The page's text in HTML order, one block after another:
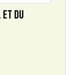
ET DU